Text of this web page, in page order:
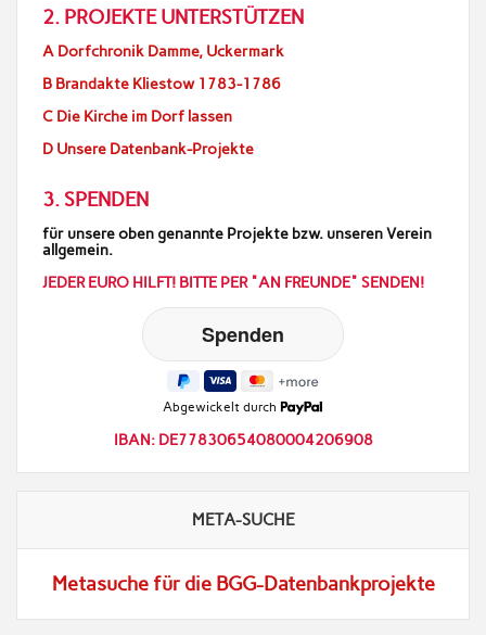
2. PROJEKTE UNTERSTÜTZEN
A Dorfchronik Damme, Uckermark
B Brandakte Kliestow 1783-1786
C Die Kirche im Dorf lassen
D Unsere Datenbank-Projekte
3. SPENDEN
für unsere oben genannte Projekte bzw. unseren Verein
allgemein.
JEDER EURO HILFT! BITTE PER "AN FREUNDE" SENDEN!
Abgewickelt durch
IBAN: DE77830654080004206908
META-SUCHE
Metasuche für die BGG-Datenbankprojekte